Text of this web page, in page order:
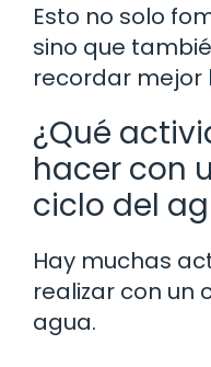
Esto no solo
sino que
recordar mejor
¿Qué
hacer con
ciclo del
Hay muchas
realizar con un
agua.